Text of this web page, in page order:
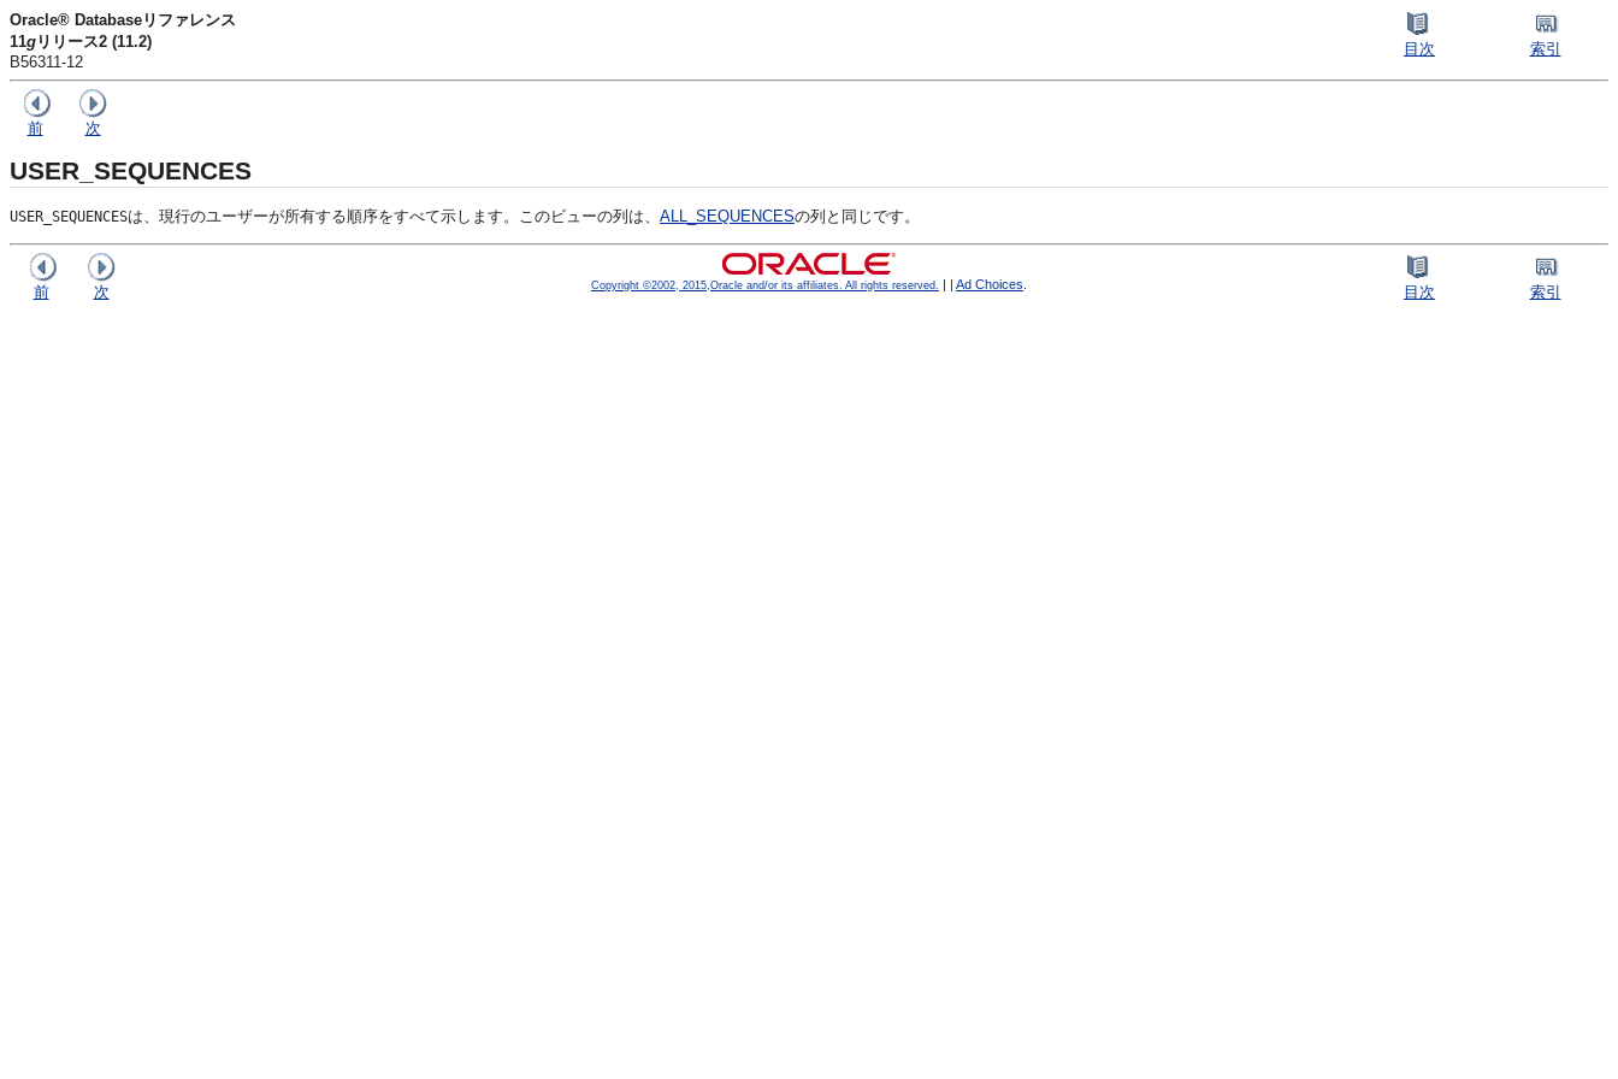
Oracle® Databaseリファレンス
11g リリース2 (11.2)
B56311-12
目次 索引
前 次
USER_SEQUENCES
USER_SEQUENCESは、現行のユーザーが所有する順序をすべて示します。このビューの列は、 ALL_SEQUENCESの列と同じです。
前 次 Copyright ©2002, 2015,Oracle and/or its affiliates. All rights reserved. Ad Choices 目次 索引